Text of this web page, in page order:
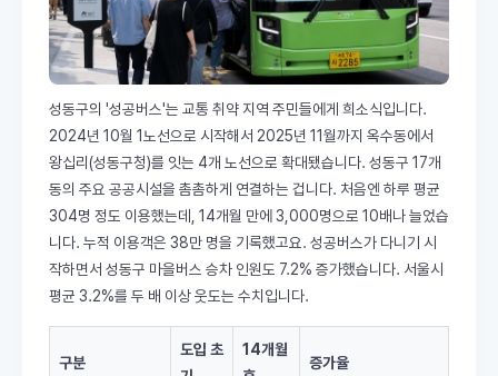
성동구의 '성공버스'는 교통 취약 지역 주민들에게 희소식입니다.
2024년 10월 1노선으로 시작해서 2025년 11월까지 옥수동에서
왕십리(성동구청)를 잇는 4개 노선으로 확대됐습니다. 성동구 17개
동의 주요 공공시설을 촘촘하게 연결하는 겁니다. 처음엔 하루 평균
304명 정도 이용했는데, 14개월 만에 3,000명으로 10배나 늘었습
니다. 누적 이용객은 38만 명을 기록했고요. 성공버스가 다니기 시
작하면서 성동구 마을버스 승차 인원도 7.2% 증가했습니다. 서울시
평균 3.2%를 두 배 이상 웃도는 수치입니다.
구분
도입 초
14개월
증가율